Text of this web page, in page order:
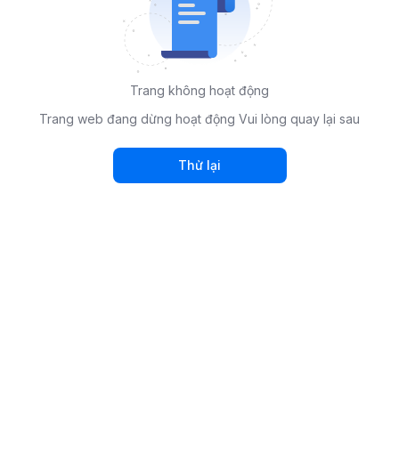
Trang không hoạt động
Trang web đang dừng hoạt động Vui lòng quay lại sau
Thử lại